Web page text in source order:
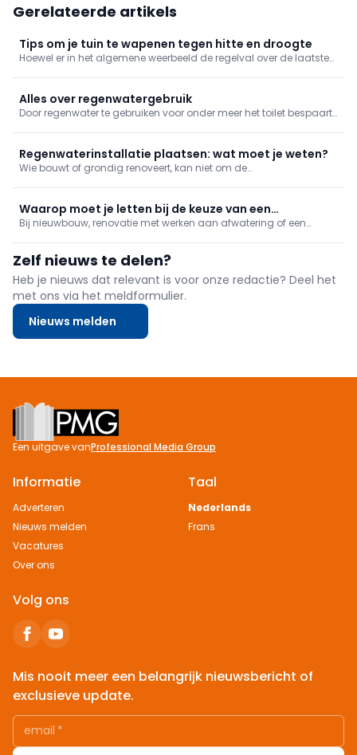
Gerelateerde artikels
Tips om je tuin te wapenen tegen hitte en droogte
Hoewel er in het algemene weerbeeld de regelval over de laatste
weerslag op je tuin. We geven je tips om daarmee om te gaan.
Alles over regenwatergebruik
Door regenwater te gebruiken voor onder meer het toilet bespaart
grondwaterreserves mee.
Regenwaterinstallatie plaatsen: wat moet je weten?
Wie bouwt of grondig renoveert, kan niet om de
besparen op je waterfactuur. Maar hoe zit zo'n
regenwatersysteem in elkaar?
Waarop moet je letten bij de keuze van een
regenwaterput?
Bij nieuwbouw, renovatie met werken aan afwatering of een
keuze?
Zelf nieuws te delen?
Heb je nieuws dat relevant is voor onze redactie? Deel het
met ons via het meldformulier.
Nieuws melden
Footer
Een uitgave vanProfessional Media Group
Informatie
Adverteren
Nieuws melden
Vacatures
Over ons
Taal
Nederlands
Frans
Volg ons
Mis nooit meer een belangrijk nieuwsbericht of
exclusieve update.
email *